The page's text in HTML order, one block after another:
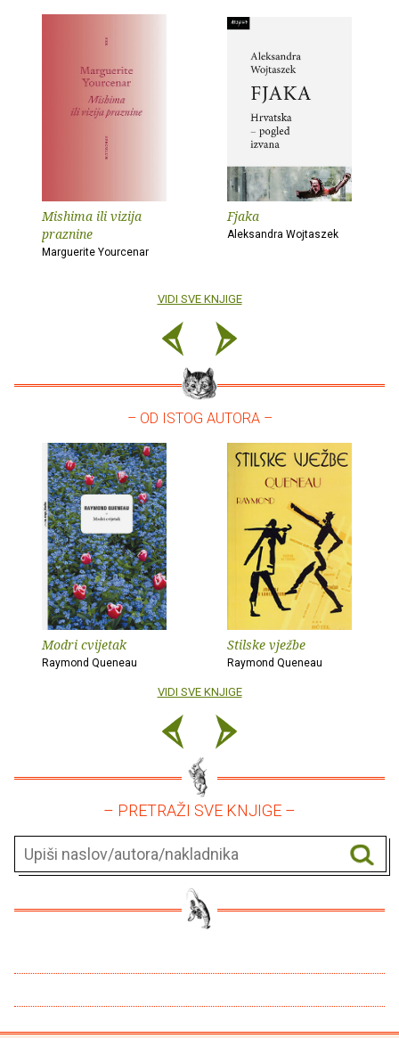
Mishima ili vizija
praznine
Marguerite Yourcenar
Fjaka
Aleksandra Wojtaszek
VIDI SVE KNJIGE
– OD ISTOG AUTORA –
Modri cvijetak
Raymond Queneau
Stilske vježbe
Raymond Queneau
VIDI SVE KNJIGE
– PRETRAŽI SVE KNJIGE –